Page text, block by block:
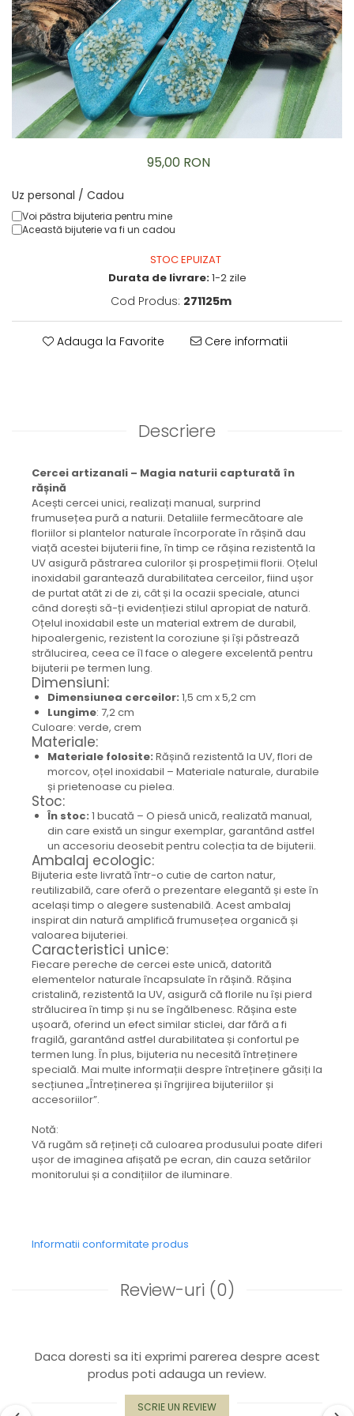
Brățară
Bijuterii copii
Colier / Pandantiv
Colier de prietenie
Brățară
Accesorii păr
Broșă
Cercei
Set bijuterii
Brățară
Inel
Brățară de gleznă
Mărgele / talisman
Accesorii păr
Bijuterii din Floarea de colț
Colier / Pandantiv
Cercei
Suport bijuterii
Bijuterii cu cristale naturale
Colier / Pandantiv
Cercei
Brățară
Set bijuterii
Bijuterii din lemn
Colier / Pandantiv
Cercei
Set bijuterii
Brățară
Bijuterii fără metal
Brățară
Bijuterii - Alte
Suport bijuterii
Semn de carte
Accesorii
Produse personalizate (mărturii)
Produse zero waste
Săculeț de depozitare pentru pâine
Ambalaj cu ceară de albine pentru
alimente
Șervețel ecologic pentru sandiș
Săculeț pentru ronțăieli
Dischete cosmetice
Capac textil pentru vase și farfurii
Prosop de bucătărie "NU-hârtie"
Sac reutilizabil pentru fructe și
legume
Card cadou
95,00 RON
Uz personal / Cadou
Voi păstra bijuteria pentru mine
Această bijuterie va fi un cadou
STOC EPUIZAT
Durata de livrare:1-2 zile
Cod Produs: 271125m
Adauga la Favorite Cere informatii
Descriere
Cercei artizanali – Magia naturii capturată în
rășină
Acești cercei unici, realizați manual, surprind
frumusețea pură a naturii. Detaliile fermecătoare ale
floriilor si plantelor naturale încorporate în rășină dau
viață acestei bijuterii fine, în timp ce rășina rezistentă la
UV asigură păstrarea culorilor și prospețimii florii. Oțelul
inoxidabil garantează durabilitatea cerceilor, fiind ușor
de purtat atât zi de zi, cât și la ocazii speciale, atunci
când dorești să-ți evidențiezi stilul apropiat de natură.
Oțelul inoxidabil este un material extrem de durabil,
hipoalergenic, rezistent la coroziune și își păstrează
strălucirea, ceea ce îl face o alegere excelentă pentru
bijuterii pe termen lung.
Dimensiuni:
Dimensiunea cerceilor: 1,5 cm x 5,2 cm
Lungime: 7,2 cm
Culoare: verde, crem
Materiale:
Materiale folosite: Rășină rezistentă la UV, flori de
morcov, oțel inoxidabil – Materiale naturale, durabile
și prietenoase cu pielea.
Stoc:
În stoc: 1 bucată – O piesă unică, realizată manual,
din care există un singur exemplar, garantând astfel
un accesoriu deosebit pentru colecția ta de bijuterii.
Ambalaj ecologic:
Bijuteria este livrată într-o cutie de carton natur,
reutilizabilă, care oferă o prezentare elegantă și este în
același timp o alegere sustenabilă. Acest ambalaj
inspirat din natură amplifică frumusețea organică și
valoarea bijuteriei.
Caracteristici unice:
Fiecare pereche de cercei este unică, datorită
elementelor naturale încapsulate în rășină. Rășina
cristalină, rezistentă la UV, asigură că florile nu își pierd
strălucirea în timp și nu se îngălbenesc. Rășina este
ușoară, oferind un efect similar sticlei, dar fără a fi
fragilă, garantând astfel durabilitatea și confortul pe
termen lung. În plus, bijuteria nu necesită întreținere
specială. Mai multe informații despre întreținere găsiți la
secțiunea „Întreținerea și îngrijirea bijuteriilor și
accesoriilor”.
Notă:
Vă rugăm să rețineți că culoarea produsului poate diferi
ușor de imaginea afișată pe ecran, din cauza setărilor
monitorului și a condițiilor de iluminare.
Informatii conformitate produs
Review-uri (0)
Daca doresti sa iti exprimi parerea despre acest
produs poti adauga un review.
SCRIE UN REVIEW